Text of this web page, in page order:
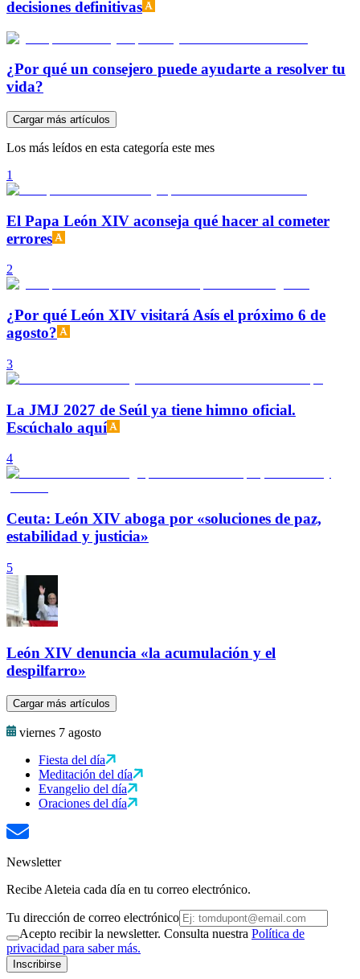
decisiones definitivas
¿Por qué un consejero puede ayudarte a resolver tu
vida?
Cargar más artículos
Los más leídos en esta categoría este mes
1
El Papa León XIV aconseja qué hacer al cometer
errores
2
¿Por qué León XIV visitará Asís el próximo 6 de
agosto?
3
La JMJ 2027 de Seúl ya tiene himno oficial.
Escúchalo aquí
4
Ceuta: León XIV aboga por «soluciones de paz,
estabilidad y justicia»
5
León XIV denuncia «la acumulación y el
despilfarro»
Cargar más artículos
viernes 7 agosto
Fiesta del día
Meditación del día
Evangelio del día
Oraciones del día
Newsletter
Recibe Aleteia cada día en tu correo electrónico.
Tu dirección de correo electrónico
Acepto recibir la newsletter. Consulta nuestra Política de
privacidad para saber más.
Inscribirse